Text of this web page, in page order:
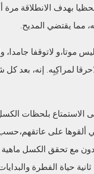
بهدف الانطلاقة مرة
، مما يقتضي المديح.
موتا،و لاتوقفا جامدا ،
لمرا كِبِه. نه، بعد كل
الاستمتاع بلحظات
ألقوها على عاتقهم،حسب
مع تحقق الكسل ماهية
حياة الفطرة